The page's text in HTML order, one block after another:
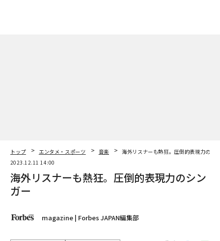
トップ エンタメ・スポーツ 音楽
海外リスナーも熱狂。圧倒的表現力のシ
2023.12.11 14:00
海外リスナーも熱狂。圧倒的表現力のシン
ガー
magazine | Forbes JAPAN編集部